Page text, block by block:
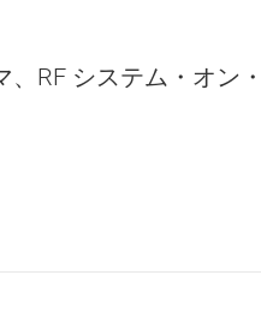
RF システム・オン